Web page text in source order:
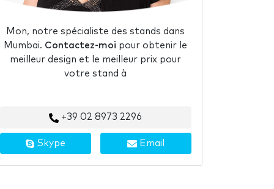
Mon, notre spécialiste des stands dans
Mumbai. Contactez-moi pour obtenir le
meilleur design et le meilleur prix pour
votre stand à
+39 02 8973 2296
Skype Email